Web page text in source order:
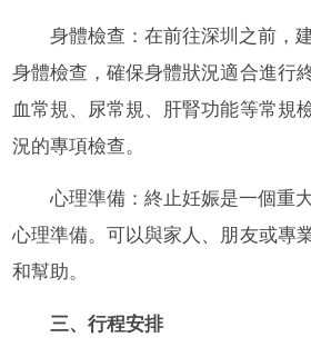
身體檢查：在前往深圳之前，
身體檢查，確保身體狀況適合進行
血常規、尿常規、肝腎功能等常規
況的專項檢查。
心理準備：終止妊娠是一個重
心理準備。可以與家人、朋友或專
和幫助。
三、行程安排